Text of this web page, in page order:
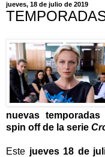
jueves, 18 de julio de 2019
nuevas
spin off de la serie
Este jueves 18 de